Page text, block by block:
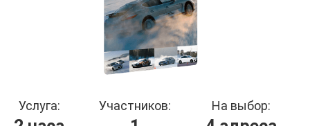
Услуга: Участников: На выбор: